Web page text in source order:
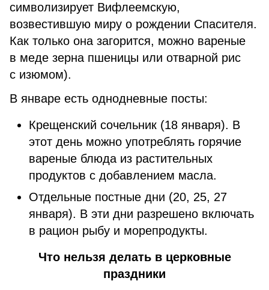
символизирует Вифлеемскую,
возвестившую миру о рождении Спасителя.
Как только она загорится, можно вареные
в меде зерна пшеницы или отварной рис
с изюмом).
В январе есть однодневные посты:
Крещенский сочельник (18 января). В
этот день можно употреблять горячие
вареные блюда из растительных
продуктов с добавлением масла.
Отдельные постные дни (20, 25, 27
января). В эти дни разрешено включать
в рацион рыбу и морепродукты.
Что нельзя делать в церковные
праздники